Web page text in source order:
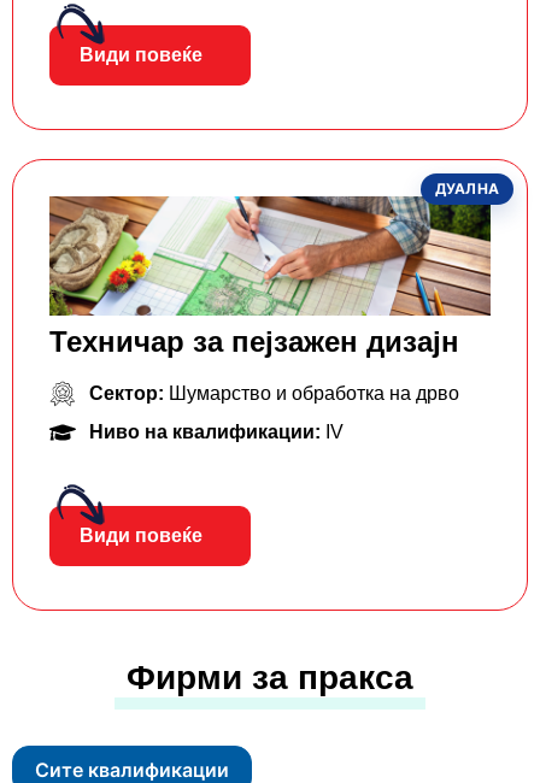
Види повеќе
ДУАЛНА
Техничар за пејзажен дизајн
Сектор: Шумарство и обработка на дрво
Ниво на квалификации: IV
Види повеќе
Фирми за пракса
Сите квалификации